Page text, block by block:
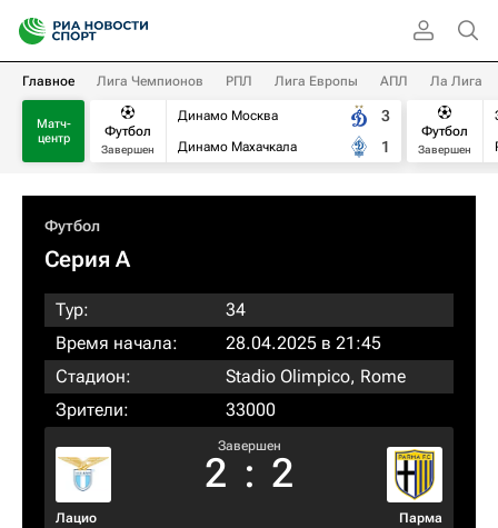
Главное Лига Чемпионов РПЛ Лига Европы АПЛ Ла Лига
Матч-
центр
Футбол
Завершен
Динамо Москва
Динамо Махачкала
3
1
Футбол
Завершен
Футбол
Серия А
Тур:
34
Время начала:
28.04.2025 в 21:45
Стадион:
Stadio Olimpico, Rome
Зрители:
33000
Лацио
Завершен
2 : 2
Парма